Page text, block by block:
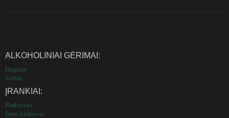
ALKOHOLINIAI GĖRIMAI:
Degtinė
Sidras
ĮRANKIAI:
Plaktuvas
Baro koštuvas